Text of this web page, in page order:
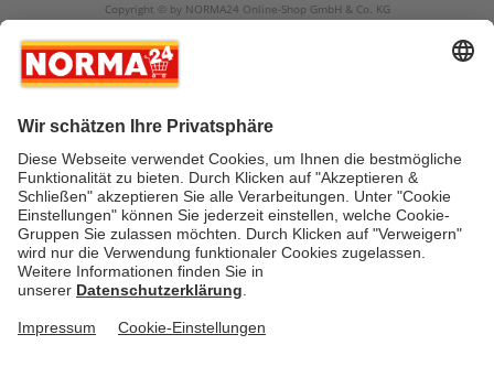
Copyright © by NORMA24 Online-Shop GmbH & Co. KG